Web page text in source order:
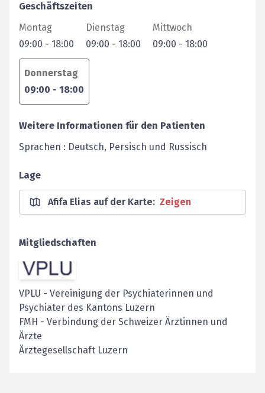
Geschäftszeiten
Montag
09:00 - 18:00
Dienstag
09:00 - 18:00
Mittwoch
09:00 - 18:00
Donnerstag
09:00 - 18:00
Weitere Informationen für den Patienten
Sprachen : Deutsch, Persisch und Russisch
Lage
Afifa Elias auf der Karte: Zeigen
Mitgliedschaften
VPLU - Vereinigung der Psychiaterinnen und
Psychiater des Kantons Luzern
FMH - Verbindung der Schweizer Ärztinnen und
Ärzte
Ärztegesellschaft Luzern